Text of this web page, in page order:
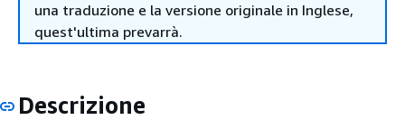
una traduzione e la versione originale in Inglese,
quest'ultima prevarrà.
Descrizione